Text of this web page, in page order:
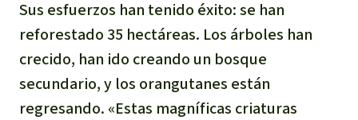
Sus esfuerzos han tenido éxito: se han
reforestado 35 hectáreas. Los árboles han
crecido, han ido creando un bosque
secundario, y los orangutanes están
regresando. «Estas magníficas criaturas